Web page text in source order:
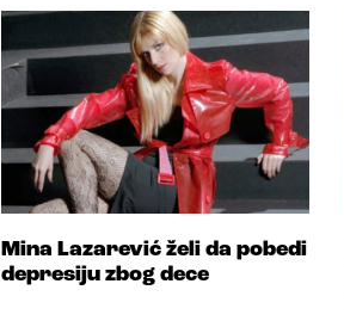
Mina Lazarević želi da pobedi
depresiju zbog dece